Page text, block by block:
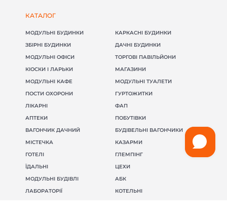
КАТАЛОГ
МОДУЛЬНІ БУДИНКИ
КАРКАСНІ БУДИНКИ
ЗБІРНІ БУДИНКИ
ДАЧНІ БУДИНКИ
МОДУЛЬНІ ОФІСИ
ТОРГОВІ ПАВІЛЬЙОНИ
КІОСКИ І ЛАРЬКИ
МАГАЗИНИ
МОДУЛЬНІ КАФЕ
МОДУЛЬНІ ТУАЛЕТИ
ПОСТИ ОХОРОНИ
ГУРТОЖИТКИ
ЛІКАРНІ
ФАП
АПТЕКИ
ПОБУТІВКИ
ВАГОНЧИК ДАЧНИЙ
БУДІВЕЛЬНІ ВАГОНЧИКИ
МІСТЕЧКА
КАЗАРМИ
ГОТЕЛІ
ГЛЕМПІНГ
ЇДАЛЬНІ
ЦЕХИ
МОДУЛЬНІ БУДІВЛІ
АБК
ЛАБОРАТОРІЇ
КОТЕЛЬНІ